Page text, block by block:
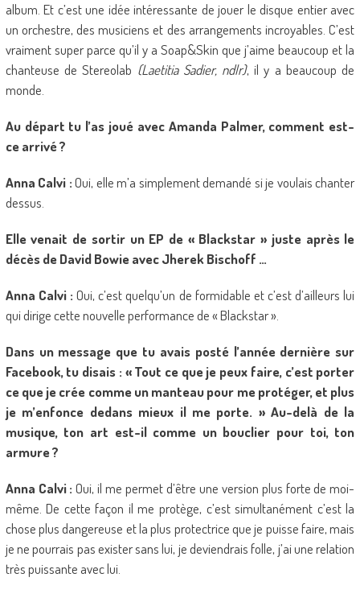
album. Et c’est une idée intéressante de jouer le disque entier avec
un orchestre, des musiciens et des arrangements incroyables. C’est
vraiment super parce qu’il y a Soap&Skin que j’aime beaucoup et la
chanteuse de Stereolab (Laetitia Sadier, ndlr), il y a beaucoup de
monde.
Au départ tu l’as joué avec Amanda Palmer, comment est-
ce arrivé ?
Anna Calvi :Oui, elle m’a simplement demandé si je voulais chanter
dessus.
Elle venait de sortir un EP de « Blackstar » juste après le
décès de David Bowie avec Jherek Bischoff …
Anna Calvi : Oui, c’est quelqu’un de formidable et c’est d’ailleurs lui
qui dirige cette nouvelle performance de « Blackstar ».
Dans un message que tu avais posté l’année dernière sur
Facebook, tu disais : « Tout ce que je peux faire, c’est porter
ce que je crée comme un manteau pour me protéger, et plus
je m’enfonce dedans mieux il me porte. » Au-delà de la
musique, ton art est-il comme un bouclier pour toi, ton
armure ?
Anna Calvi : Oui, il me permet d’être une version plus forte de moi-
même. De cette façon il me protège, c’est simultanément c’est la
chose plus dangereuse et la plus protectrice que je puisse faire, mais
je ne pourrais pas exister sans lui, je deviendrais folle, j’ai une relation
très puissante avec lui.